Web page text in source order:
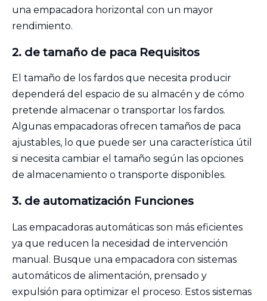
una empacadora horizontal con un mayor
rendimiento.
2. de tamaño de paca Requisitos
El tamaño de los fardos que necesita producir
dependerá del espacio de su almacén y de cómo
pretende almacenar o transportar los fardos.
Algunas empacadoras ofrecen tamaños de paca
ajustables, lo que puede ser una característica útil
si necesita cambiar el tamaño según las opciones
de almacenamiento o transporte disponibles.
3. de automatización Funciones
Las empacadoras automáticas son más eficientes
ya que reducen la necesidad de intervención
manual. Busque una empacadora con sistemas
automáticos de alimentación, prensado y
expulsión para optimizar el proceso. Estos sistemas